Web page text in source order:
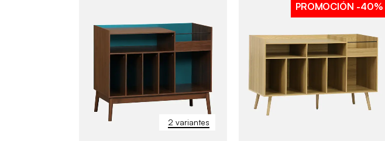
2 variantes
PROMOCIÓN -40%